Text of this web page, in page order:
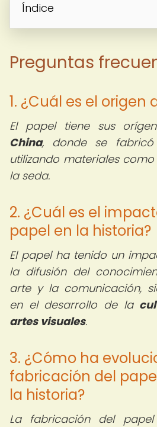
Índice
Preguntas
1. ¿Cuál es el origen
El papel tiene sus
China, donde se
utilizando materiales
la seda.
2. ¿Cuál es el
papel en la historia?
El papel ha tenido un
la difusión del
arte y la comunicación,
en el desarrollo de la
artes visuales.
3. ¿Cómo ha
fabricación del
la historia?
La fabricación del